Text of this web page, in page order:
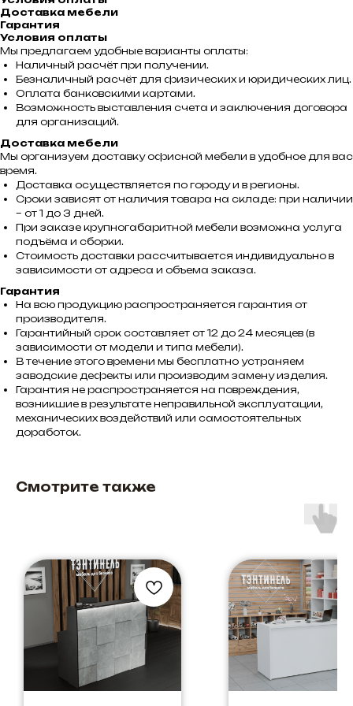
Доставка мебели
Гарантия
Условия оплаты
Мы предлагаем удобные варианты оплаты:
Наличный расчёт при получении.
Безналичный расчёт для физических и юридических лиц.
Оплата банковскими картами.
Возможность выставления счета и заключения договора
для организаций.
Доставка мебели
Мы организуем доставку офисной мебели в удобное для вас
время.
Доставка осуществляется по городу и в регионы.
Сроки зависят от наличия товара на складе: при наличии
– от 1 до 3 дней.
При заказе крупногабаритной мебели возможна услуга
подъёма и сборки.
Стоимость доставки рассчитывается индивидуально в
зависимости от адреса и объема заказа.
Гарантия
На всю продукцию распространяется гарантия от
производителя.
Гарантийный срок составляет от 12 до 24 месяцев (в
зависимости от модели и типа мебели).
В течение этого времени мы бесплатно устраняем
заводские дефекты или производим замену изделия.
Гарантия не распространяется на повреждения,
возникшие в результате неправильной эксплуатации,
механических воздействий или самостоятельных
доработок.
Смотрите также